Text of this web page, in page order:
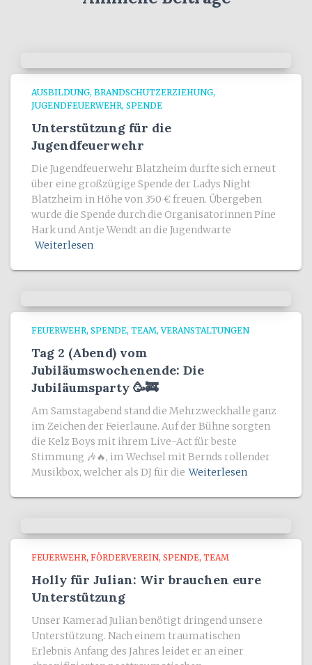
AUSBILDUNG BRANDSCHUTZERZIEHUNG
JUGENDFEUERWEHR SPENDE
Unterstützung für die
Jugendfeuerwehr
Die Jugendfeuerwehr Blatzheim durfte sich erneut
über eine großzügige Spende der Ladys Night
Blatzheim in Höhe von 350 € freuen. Übergeben
wurde die Spende durch die Organisatorinnen Pine
Hark und Antje Wendt an die Jugendwarte
Weiterlesen
FEUERWEHR SPENDE TEAM VERANSTALTUNGEN
Tag 2 (Abend) vom
Jubiläumswochenende: Die
Jubiläumsparty 🥳🚒
Am Samstagabend stand die Mehrzweckhalle ganz
im Zeichen der Feierlaune. Auf der Bühne sorgten
die Kelz Boys mit ihrem Live-Act für beste
Stimmung 🎶🔥, im Wechsel mit Bernds rollender
Musikbox, welcher als DJ für die Weiterlesen
FEUERWEHR FÖRDERVEREIN SPENDE TEAM
Holly für Julian: Wir brauchen eure
Unterstützung
Unser Kamerad Julian benötigt dringend unsere
Unterstützung. Nach einem traumatischen
Erlebnis Anfang des Jahres leidet er an einer